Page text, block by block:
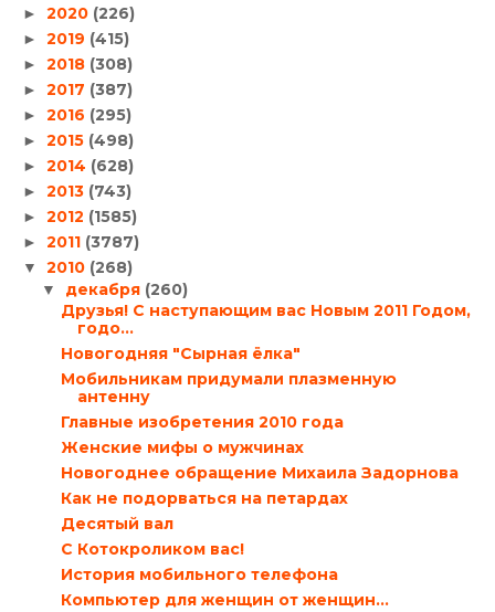
► 2020 (226)
► 2019 (415)
► 2018 (308)
► 2017 (387)
► 2016 (295)
► 2015 (498)
► 2014 (628)
► 2013 (743)
► 2012 (1585)
► 2011 (3787)
▼ 2010 (268)
▼ декабря (260)
Друзья! С наступающим вас Новым 2011 Годом,
годо...
Новогодняя "Сырная ёлка"
Мобильникам придумали плазменную
антенну
Главные изобретения 2010 года
Женские мифы о мужчинах
Новогоднее обращение Михаила Задорнова
Как не подорваться на петардах
Десятый вал
С Котокроликом вас!
История мобильного телефона
Компьютер для женщин от женщин…